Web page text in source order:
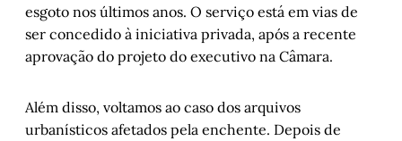
esgoto nos últimos anos. O serviço está em vias de
ser concedido à iniciativa privada, após a recente
aprovação do projeto do executivo na Câmara.
Além disso, voltamos ao caso dos arquivos
urbanísticos afetados pela enchente. Depois de